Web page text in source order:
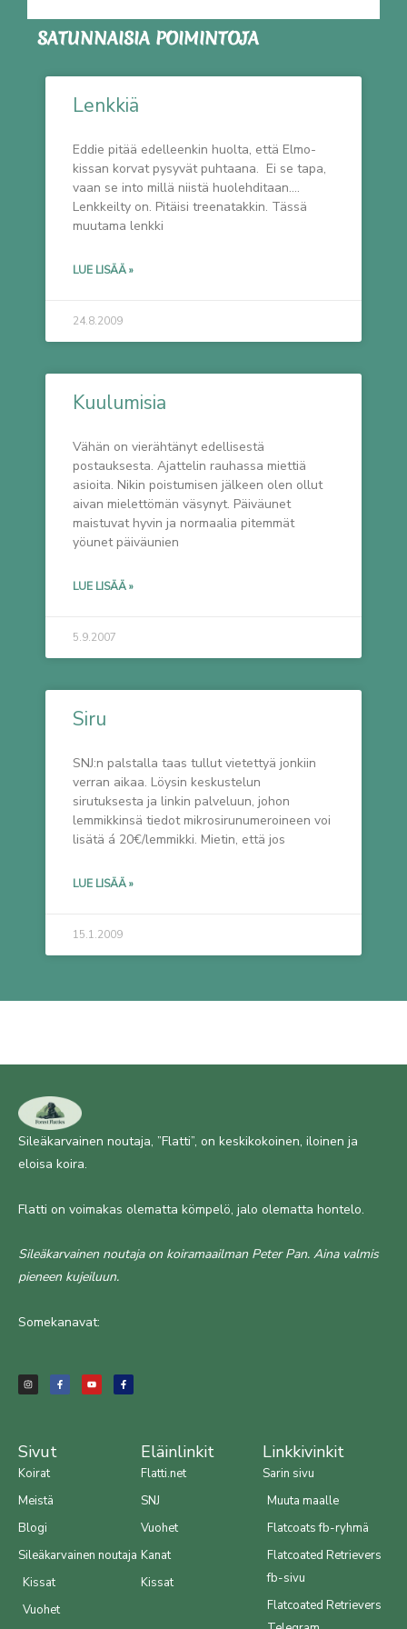
SATUNNAISIA POIMINTOJA
Lenkkiä
Eddie pitää edelleenkin huolta, että Elmo-
kissan korvat pysyvät puhtaana. Ei se tapa,
vaan se into millä niistä huolehditaan….
Lenkkeilty on. Pitäisi treenatakkin. Tässä
muutama lenkki
LUE LISÄÄ »
24.8.2009
Kuulumisia
Vähän on vierähtänyt edellisestä
postauksesta. Ajattelin rauhassa miettiä
asioita. Nikin poistumisen jälkeen olen ollut
aivan mielettömän väsynyt. Päiväunet
maistuvat hyvin ja normaalia pitemmät
yöunet päiväunien
LUE LISÄÄ »
5.9.2007
Siru
SNJ:n palstalla taas tullut vietettyä jonkiin
verran aikaa. Löysin keskustelun
sirutuksesta ja linkin palveluun, johon
lemmikkinsä tiedot mikrosirunumeroineen voi
lisätä á 20€/lemmikki. Mietin, että jos
LUE LISÄÄ »
15.1.2009
Sileäkarvainen noutaja, ”Flatti”, on keskikokoinen, iloinen ja
eloisa koira.
Flatti on voimakas olematta kömpelö, jalo olematta hontelo.
Sileäkarvainen noutaja on koiramaailman Peter Pan. Aina valmis
pieneen kujeiluun.
Somekanavat:
s
t
a
c
e
b
u
t
u
c
e
b
Sivut
Koirat
Meistä
Blogi
Sileäkarvainen noutaja
Kissat
Vuohet
Eläinlinkit
Flatti.net
SNJ
Vuohet
Kanat
Kissat
Linkkivinkit
Sarin sivu
Muuta maalle
Flatcoats fb-ryhmä
Flatcoated Retrievers
fb-sivu
Flatcoated Retrievers